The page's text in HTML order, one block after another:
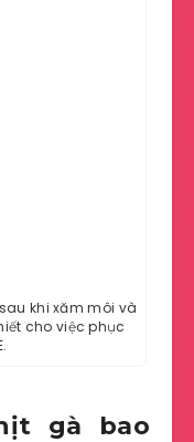
khi xăm môi và
cho việc phục
gà bao